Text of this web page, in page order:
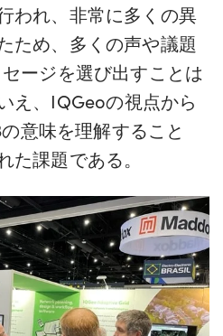
われ、非常に多くの異
ため、多くの声や議題
ージを選び出すことは
え、IQGeoの視点から
意味を理解すること
た課題である。